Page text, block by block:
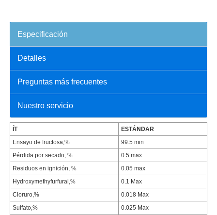
Especificación
Detalles
Preguntas más frecuentes
Nuestro servicio
ÍT
ESTÁNDAR
Ensayo de fructosa,%
99.5 min
Pérdida por secado, %
0.5 max
Residuos en ignición, %
0.05 max
Hydroxymethyfurfural,%
0.1 Max
Cloruro,%
0.018 Max
Sulfato,%
0.025 Max